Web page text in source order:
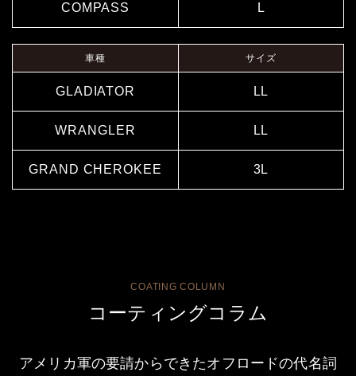
COMPASS L
車種 サイズ
GLADIATOR LL
WRANGLER LL
GRAND CHEROKEE 3L
COATING COLUMN
コーティングコラム
アメリカ軍の要請からできたオフロードの代名詞